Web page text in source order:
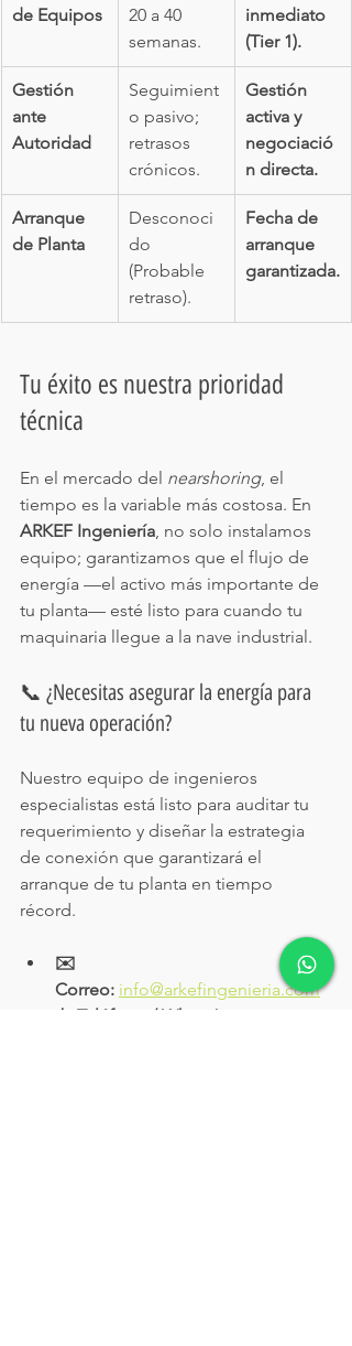
de Equipos
20 a 40
semanas.
inmediato
(Tier 1).
Gestión
ante
Autoridad
Seguimient
o pasivo;
retrasos
crónicos.
Gestión
activa y
negociació
n directa.
Arranque
de Planta
Desconoci
do
(Probable
retraso).
Fecha de
arranque
garantizada.
Tu éxito es nuestra prioridad
técnica
En el mercado del nearshoring, el
tiempo es la variable más costosa. En
ARKEF Ingeniería, no solo instalamos
equipo; garantizamos que el flujo de
energía —el activo más importante de
tu planta— esté listo para cuando tu
maquinaria llegue a la nave industrial.
📞 ¿Necesitas asegurar la energía para
tu nueva operación?
Nuestro equipo de ingenieros
especialistas está listo para auditar tu
requerimiento y diseñar la estrategia
de conexión que garantizará el
arranque de tu planta en tiempo
récord.
✉️
Correo: info@arkefingenieria.com
📱 Teléfono / WhatsApp: